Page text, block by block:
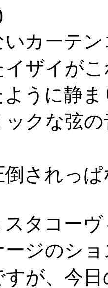
カーテ
イザイが
うに静
クな弦
倒されっ
タコーヴ
ージのシ
すが、今